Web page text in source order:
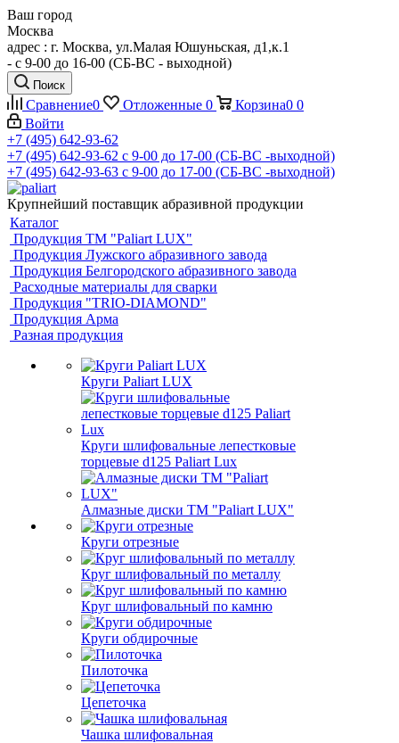
Ваш город
Москва
адрес : г. Москва, ул.Малая Юшуньская, д1,к.1
- c 9-00 до 16-00 (СБ-ВС - выходной)
Поиск
Сравнение0 Отложенные 0 Корзина0 0
Войти
+7 (495) 642-93-62
+7 (495) 642-93-62 c 9-00 до 17-00 (СБ-ВС -выходной)
+7 (495) 642-93-63 c 9-00 до 17-00 (СБ-ВС -выходной)
Крупнейший поставщик абразивной продукции
Каталог
Продукция ТМ "Paliart LUX"
Продукция Лужского абразивного завода
Продукция Белгородского абразивного завода
Расходные материалы для сварки
Продукция "TRIO-DIAMOND"
Продукция Арма
Разная продукция
Круги Paliart LUX
Круги шлифовальные лепестковые
торцевые d125 Paliart Lux
Алмазные диски ТМ "Paliart LUX"
Круги отрезные
Круг шлифовальный по металлу
Круг шлифовальный по камню
Круги обдирочные
Пилоточка
Цепеточка
Чашка шлифовальная